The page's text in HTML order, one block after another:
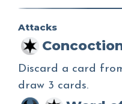
Attacks
Discard a card
draw 3 cards.